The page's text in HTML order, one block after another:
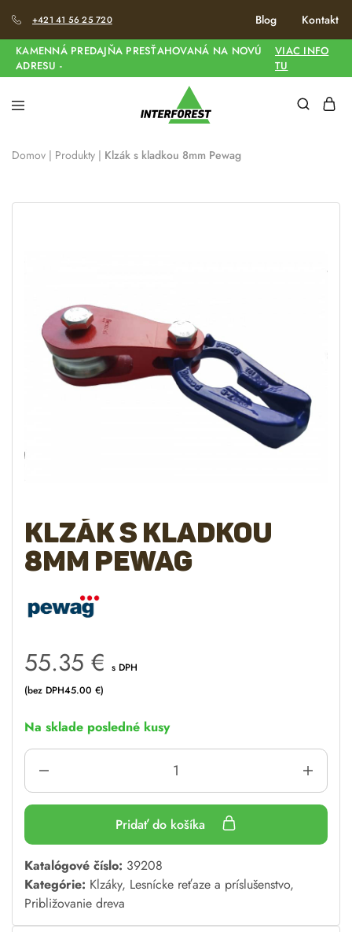
+421 41 56 25 720 Blog Kontakt
KAMENNÁ PREDAJŇA PRESŤAHOVANÁ NA NOVÚ
ADRESU -
VIAC INFO
TU
Domov | Produkty | Klzák s kladkou 8mm Pewag
Klzák s kladkou
8mm Pewag
55.35 € s DPH
(bez DPH45.00 €)
Na sklade posledné kusy
Pridať do košíka
A
l
t
e
Katalógové číslo: 39208
Kategórie: Klzáky, Lesnícke reťaze a príslušenstvo,
Približovanie dreva